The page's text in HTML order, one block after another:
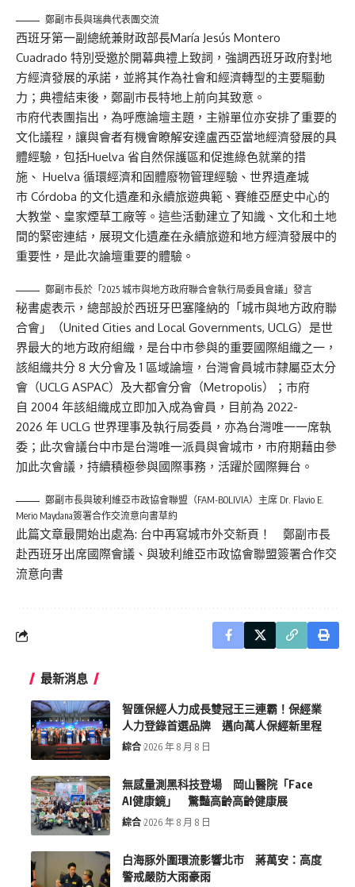
鄭副市長與瑞典代表團交流
西班牙第一副總統兼財政部長María Jesús Montero
Cuadrado 特別受邀於開幕典禮上致詞，強調西班牙政府對地
方經濟發展的承諾，並將其作為社會和經濟轉型的主要驅動
力；典禮結束後，鄭副市長特地上前向其致意。
市府代表團指出，為呼應論壇主題，主辦單位亦安排了重要的
文化議程，讓與會者有機會瞭解安達盧西亞當地經濟發展的具
體經驗，包括Huelva 省自然保護區和促進綠色就業的措
施、 Huelva 循環經濟和固體廢物管理經驗、世界遺產城
市 Córdoba 的文化遺產和永續旅遊典範、賽維亞歷史中心的
大教堂、皇家煙草工廠等。這些活動建立了知識、文化和土地
間的緊密連結，展現文化遺產在永續旅遊和地方經濟發展中的
重要性，是此次論壇重要的體驗。
鄭副市長於「2025 城市與地方政府聯合會執行局委員會議」發言
秘書處表示，總部設於西班牙巴塞隆納的「城市與地方政府聯
合會」（United Cities and Local Governments, UCLG）是世
界最大的地方政府組織，是台中市參與的重要國際組織之一，
該組織共分 8 大分會及 1 區域論壇，台灣會員城市隸屬亞太分
會（UCLG ASPAC）及大都會分會（Metropolis）；市府
自 2004 年該組織成立即加入成為會員，目前為 2022-
2026 年 UCLG 世界理事及執行局委員，亦為台灣唯一一席執
委；此次會議台中市是台灣唯一派員與會城市，市府期藉由參
加此次會議，持續積極參與國際事務，活躍於國際舞台。
鄭副市長與玻利維亞市政協會聯盟（FAM-BOLIVIA）主席 Dr. Flavio E.
Merio Maydana簽署合作交流意向書草約
此篇文章最開始出處為: 台中再寫城市外交新頁！ 鄭副市長
赴西班牙出席國際會議、與玻利維亞市政協會聯盟簽署合作交
流意向書
最新消息
智匯保經人力成長雙冠王三連霸！保經業
人力登錄首選品牌 邁向萬人保經新里程
綜合 2026 年 8 月 8 日
無感量測黑科技登場 岡山醫院「Face
AI健康鏡」 驚豔高齡高齡健康展
綜合 2026 年 8 月 8 日
白海豚外圍環流影響北市 蔣萬安：高度
警戒嚴防大雨豪雨